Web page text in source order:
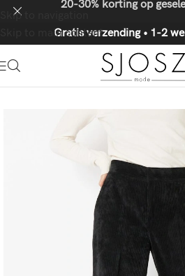
Skip to navigation
Skip to main content
20-30% korting op
Gratis verzending • 1-2